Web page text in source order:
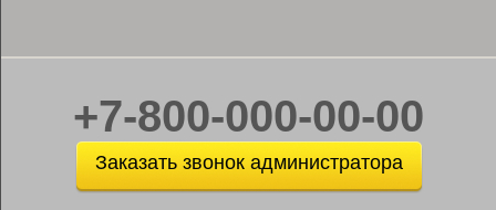
+7-800-000-00-00
Заказать звонок администратора